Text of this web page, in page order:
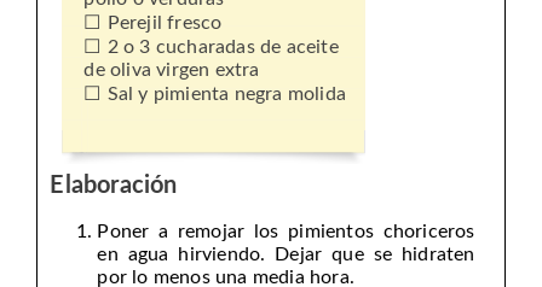
Perejil fresco
2 o 3 cucharadas de aceite
de oliva virgen extra
Sal y pimienta negra molida
Elaboración
Poner a remojar los pimientos choriceros
en agua hirviendo. Dejar que se hidraten
por lo menos una media hora.